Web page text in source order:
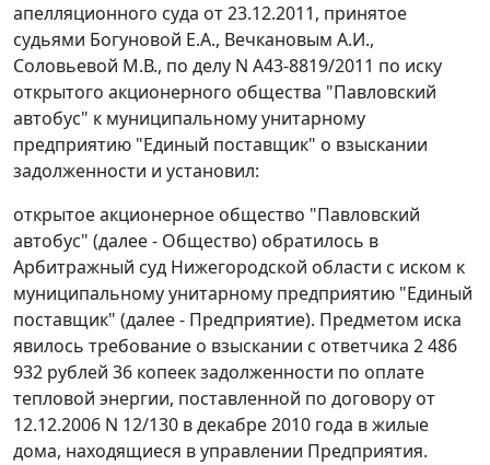
апелляционного суда от 23.12.2011, принятое
судьями Богуновой Е.А., Вечкановым А.И.,
Соловьевой М.В., по делу N А43-8819/2011 по иску
открытого акционерного общества "Павловский
автобус" к муниципальному унитарному
предприятию "Единый поставщик" о взыскании
задолженности и установил:
открытое акционерное общество "Павловский
автобус" (далее - Общество) обратилось в
Арбитражный суд Нижегородской области с иском к
муниципальному унитарному предприятию "Единый
поставщик" (далее - Предприятие). Предметом иска
явилось требование о взыскании с ответчика 2 486
932 рублей 36 копеек задолженности по оплате
тепловой энергии, поставленной по договору от
12.12.2006 N 12/130 в декабре 2010 года в жилые
дома, находящиеся в управлении Предприятия.